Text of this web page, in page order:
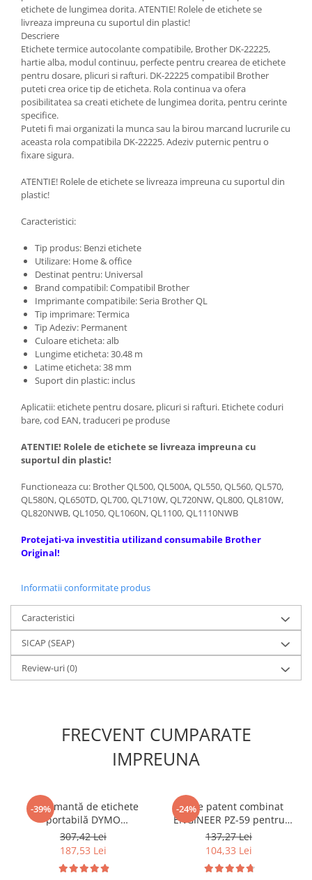
etichete de lungimea dorita. ATENTIE! Rolele de etichete se
livreaza impreuna cu suportul din plastic!
Descriere
Etichete termice autocolante compatibile, Brother DK-22225,
hartie alba, modul continuu, perfecte pentru crearea de etichete
pentru dosare, plicuri si rafturi. DK-22225 compatibil Brother
puteti crea orice tip de eticheta. Rola continua va ofera
posibilitatea sa creati etichete de lungimea dorita, pentru cerinte
specifice.
Puteti fi mai organizati la munca sau la birou marcand lucrurile cu
aceasta rola compatibila DK-22225. Adeziv puternic pentru o
fixare sigura.
ATENTIE! Rolele de etichete se livreaza impreuna cu suportul din
plastic!
Caracteristici:
Tip produs: Benzi etichete
Utilizare: Home & office
Destinat pentru: Universal
Brand compatibil: Compatibil Brother
Imprimante compatibile: Seria Brother QL
Tip imprimare: Termica
Tip Adeziv: Permanent
Culoare eticheta: alb
Lungime eticheta: 30.48 m
Latime eticheta: 38 mm
Suport din plastic: inclus
Aplicatii: etichete pentru dosare, plicuri si rafturi. Etichete coduri
bare, cod EAN, traduceri pe produse
ATENTIE! Rolele de etichete se livreaza impreuna cu
suportul din plastic!
Functioneaza cu: Brother QL500, QL500A, QL550, QL560, QL570,
QL580N, QL650TD, QL700, QL710W, QL720NW, QL800, QL810W,
QL820NWB, QL1050, QL1060N, QL1100, QL1110NWB
Protejati-va investitia utilizand consumabile Brother
Original!
Informatii conformitate produs
Caracteristici
SICAP (SEAP)
Review-uri(0)
FRECVENT CUMPARATE
IMPREUNA
-39%
Imprimantă de etichete
portabilă DYMO
LabelManager 160 cu
tastatură QWERTY pentru
organizare și identificare
acasă și la birou 2174612
307,42 Lei
187,53 Lei
-24%
Cleste patent combinat
ENGINEER PZ-59 pentru
extragerea suruburilor
deteriorate si gripate 200
mm Fabricat in Japonia
137,27 Lei
104,33 Lei